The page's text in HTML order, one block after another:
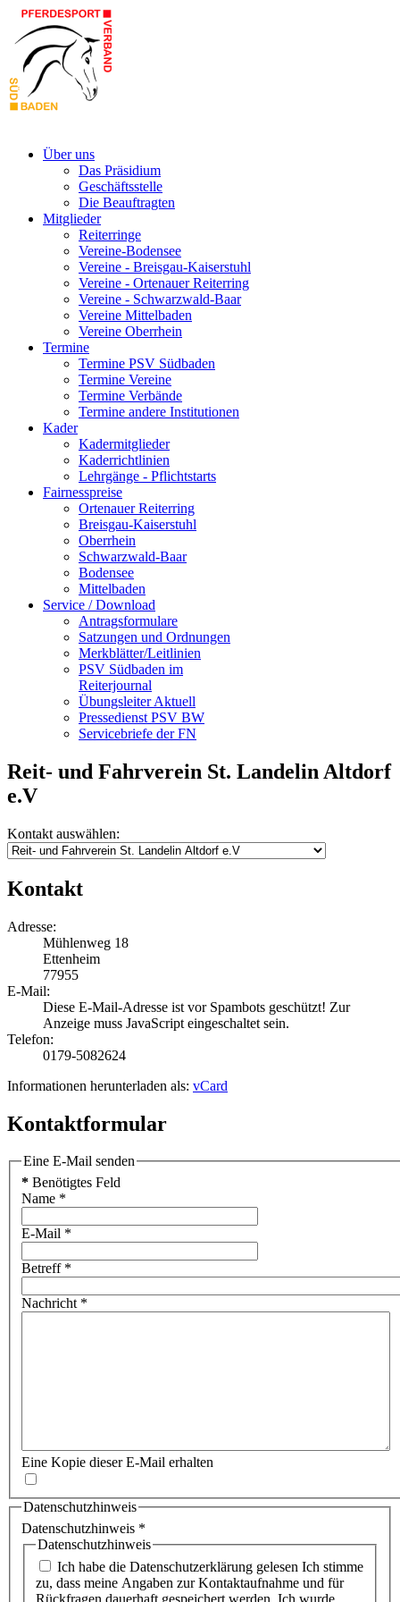
Über uns
Das Präsidium
Geschäftsstelle
Die Beauftragten
Mitglieder
Reiterringe
Vereine-Bodensee
Vereine - Breisgau-Kaiserstuhl
Vereine - Ortenauer Reiterring
Vereine - Schwarzwald-Baar
Vereine Mittelbaden
Vereine Oberrhein
Termine
Termine PSV Südbaden
Termine Vereine
Termine Verbände
Termine andere Institutionen
Kader
Kadermitglieder
Kaderrichtlinien
Lehrgänge - Pflichtstarts
Fairnesspreise
Ortenauer Reiterring
Breisgau-Kaiserstuhl
Oberrhein
Schwarzwald-Baar
Bodensee
Mittelbaden
Service / Download
Antragsformulare
Satzungen und Ordnungen
Merkblätter/Leitlinien
PSV Südbaden im
Reiterjournal
Übungsleiter Aktuell
Pressedienst PSV BW
Servicebriefe der FN
Reit- und Fahrverein St. Landelin Altdorf
e.V
Kontakt auswählen:
Kontakt
Adresse:
Mühlenweg 18
Ettenheim
77955
E-Mail:
Diese E-Mail-Adresse ist vor Spambots geschützt! Zur
Anzeige muss JavaScript eingeschaltet sein.
Telefon:
0179-5082624
Informationen herunterladen als: vCard
Kontaktformular
Eine E-Mail senden
* Benötigtes Feld
Name *
E-Mail *
Betreff*
Nachricht *
Eine Kopie dieser E-Mail erhalten
Datenschutzhinweis
Datenschutzhinweis *
Datenschutzhinweis
Ich habe die Datenschutzerklärung gelesen Ich stimme
zu, dass meine Angaben zur Kontaktaufnahme und für